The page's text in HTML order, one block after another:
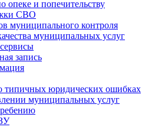
опеке и попечительству
СВО
муниципального контроля
муниципальных услуг
запись
типичных юридических ошибках
муниципальных услуг